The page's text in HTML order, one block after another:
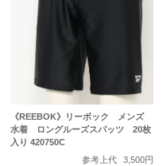
《REEBOK》リーボック メンズ
水着 ロングルーズスパッツ 20枚
入り 420750C
参考上代
3,500円